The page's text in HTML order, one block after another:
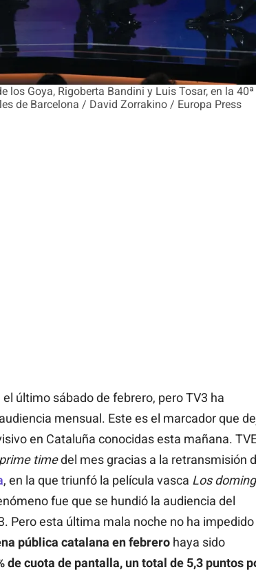
los Goya, Rigoberta Bandini y Luis Tosar, en la
de Barcelona / David Zorrakino / Europa Press
último sábado de febrero, pero TV3 ha
mensual. Este es el marcador que
en Cataluña conocidas esta mañana.
prime timedel mes gracias a la retransmisión
, en la que triunfó la película vasca Los
fue que se hundió la audiencia del
Pero esta última mala noche no ha impedido
pública catalana en febrerohaya sido
de cuota de pantalla, un total de 5,3 puntos